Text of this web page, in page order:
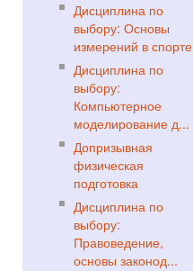
Дисциплина по
выбору: Основы
измерений в спорте
Дисциплина по
выбору:
Компьютерное
моделирование д...
Допризывная
физическая
подготовка
Дисциплина по
выбору:
Правоведение,
основы законод...